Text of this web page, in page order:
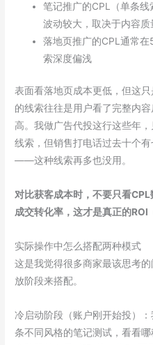
笔记推广的CPL（单条
波动较大，取决于内容
落地页推广的CPL通常
索深度偏浅
表面看落地页成本更低，但这只
的线索往往是用户看了完整内
高。我做广告代投这行这些年
线索，但销售打电话过去十个有
——这种线索再多也没用。
对比获客成本时，不要只看
成交转化率，这才是真正的ROI
实际操作中怎么搭配两种模式
这是我觉得很多商家最该思考
放阶段来搭配。
冷启动阶段（账户刚开始投）
条不同风格的笔记测试，看看